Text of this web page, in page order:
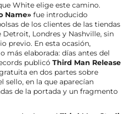
White elige este camino.
Name» fue introducido
de los clientes de las tiendas
Detroit, Londres y Nashville, sin
previo. En esta ocasión,
más elaborada: días antes del
publicó Third Man Release
en dos partes sobre
sello, en la que aparecían
de la portada y un fragmento